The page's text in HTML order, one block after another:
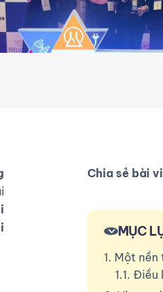
Chia sẻ bài
MỤC
1. Một nền
1.1. Điều